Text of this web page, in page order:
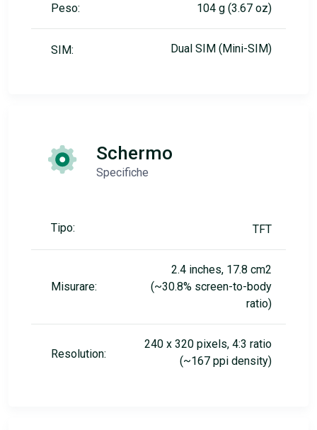
Peso: 104 g (3.67 oz)
SIM: Dual SIM (Mini-SIM)
Schermo
Specifiche
Tipo: TFT
Misurare:
2.4 inches, 17.8 cm2
(~30.8% screen-to-body
ratio)
Resolution:
240 x 320 pixels, 4:3 ratio
(~167 ppi density)